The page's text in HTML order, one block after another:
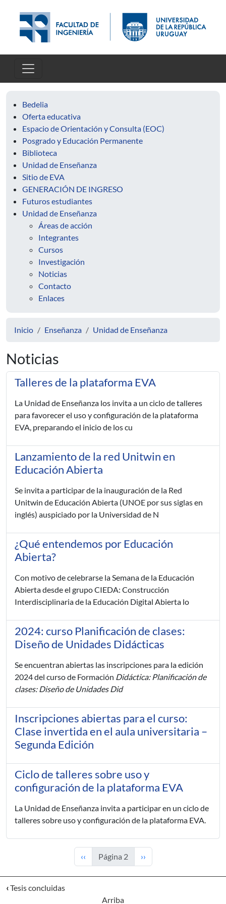
Bedelia
Oferta educativa
Espacio de Orientación y Consulta (EOC)
Posgrado y Educación Permanente
Biblioteca
Unidad de Enseñanza
Sitio de EVA
GENERACIÓN DE INGRESO
Futuros estudiantes
Unidad de Enseñanza
Áreas de acción
Integrantes
Cursos
Investigación
Noticias
Contacto
Enlaces
Inicio Enseñanza Unidad de Enseñanza
Noticias
Talleres de la plataforma EVA
La Unidad de Enseñanza los invita a un ciclo de talleres
para favorecer el uso y configuración de la plataforma
EVA, preparando el inicio de los cu
Lanzamiento de la red Unitwin en
Educación Abierta
Se invita a participar de la inauguración de la Red
Unitwin de Educación Abierta (UNOE por sus siglas en
inglés) auspiciado por la Universidad de N
¿Qué entendemos por Educación
Abierta?
Con motivo de celebrarse la Semana de la Educación
Abierta desde el grupo CIEDA: Construcción
Interdisciplinaria de la Educación Digital Abierta lo
2024: curso Planificación de clases:
Diseño de Unidades Didácticas
Se encuentran abiertas las inscripciones para la edición
2024 del curso de Formación Didáctica: Planificación de
clases: Diseño de Unidades Did
Inscripciones abiertas para el curso:
Clase invertida en el aula universitaria –
Segunda Edición
Ciclo de talleres sobre uso y
configuración de la plataforma EVA
La Unidad de Enseñanza invita a participar en un ciclo de
talleres sobre uso y configuración de la plataforma EVA.
Página anterior
‹‹ Página 2 Siguiente página
››
‹Tesis concluidas
Arriba